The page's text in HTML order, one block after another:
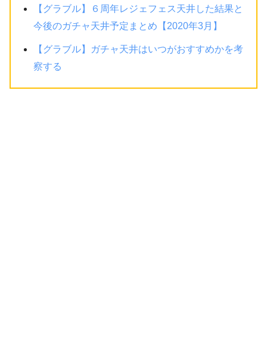
【グラブル】６周年レジェフェス天井した結果と
今後のガチャ天井予定まとめ【2020年3月】
【グラブル】ガチャ天井はいつがおすすめかを考
察する